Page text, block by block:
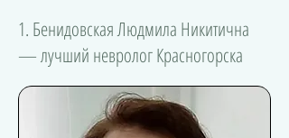
1. Бенидовская Людмила Никитична
— лучший невролог Красногорска